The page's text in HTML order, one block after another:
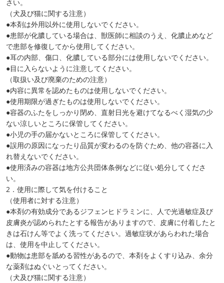
さい。
（犬及び猫に関する注意）
●本剤は外用以外に使用しないでください。
●患部が化膿している場合は、獣医師に相談のうえ、化膿止めなど
で患部を修復してから使用してください。
●耳の内部、傷口、化膿している部分には使用しないでください。
●目に入らないように注意してください。
（取扱い及び廃棄のための注意）
●内容に異常を認めたものは使用しないでください。
●使用期限が過ぎたものは使用しないでください。
●容器のふたをしっかり閉め、直射日光を避けてなるべく湿気の少
ない涼しいところに保管してください。
●小児の手の届かないところに保管してください。
●誤用の原因になったり品質が変わるのを防ぐため、他の容器に入
れ替えないでください。
●使用済みの容器は地方公共団体条例などに従い処分してくださ
い。
2．使用に際して気を付けること
（使用者に対する注意）
●本剤の有効成分であるジフェンヒドラミンに、人で光過敏症及び
皮膚炎が認められたとする報告がありますので、皮膚に付着したと
きは石けん等でよく洗ってください。過敏症状があらわれた場合
は、使用を中止してください。
●動物は患部を舐める習性があるので、本剤をよくすり込み、余分
な薬剤はぬぐいとってください。
（犬及び猫に関する注意）